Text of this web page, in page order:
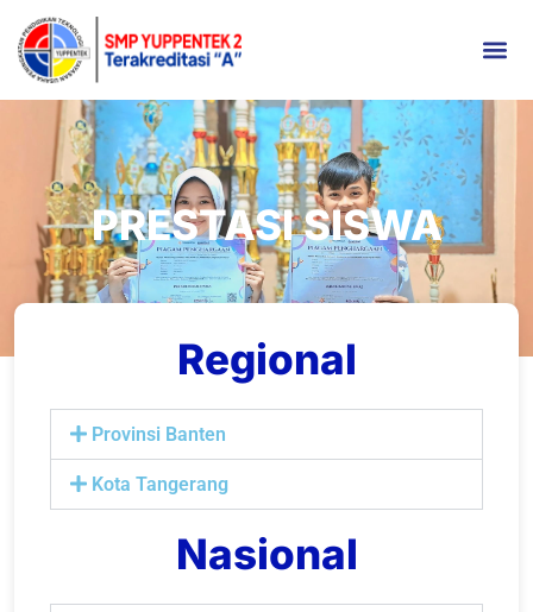
PRESTASI SISWA
Regional
Provinsi Banten
Kota Tangerang
Nasional